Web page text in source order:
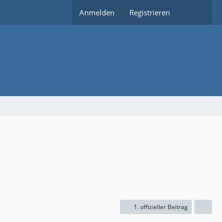
Anmelden Registrieren
1. offizieller Beitrag